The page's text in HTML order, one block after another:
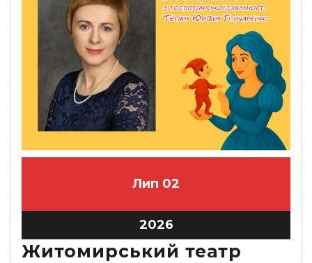
Лип 02
2026
Житомирський театр